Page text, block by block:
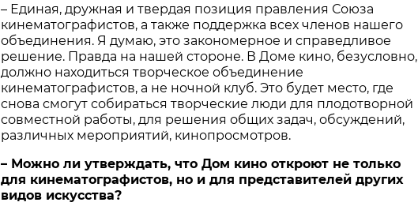
– Единая, дружная и твердая позиция правления Союза
кинематографистов, а также поддержка всех членов нашего
объединения. Я думаю, это закономерное и справедливое
решение. Правда на нашей стороне. В Доме кино, безусловно,
должно находиться творческое объединение
кинематографистов, а не ночной клуб. Это будет место, где
снова смогут собираться творческие люди для плодотворной
совместной работы, для решения общих задач, обсуждений,
различных мероприятий, кинопросмотров.
– Можно ли утверждать, что Дом кино откроют не только
для кинематографистов, но и для представителей других
видов искусства?